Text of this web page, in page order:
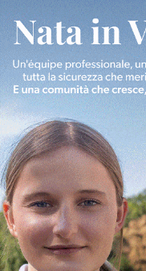
ringraziamento al
Cronaca 4 Agosto 2026
Un anno fa la
Gianni, Giulia e
processo, lo stop
Cronaca 3 Agosto 2026
Scomparso da
Fiorentino
Levane nel 2020